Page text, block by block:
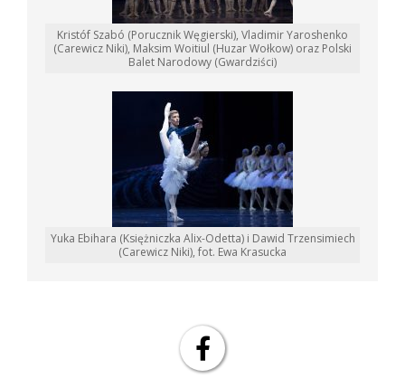
Kristóf Szabó (Porucznik Węgierski), Vladimir Yaroshenko
(Carewicz Niki), Maksim Woitiul (Huzar Wołkow) oraz Polski
Balet Narodowy (Gwardziści)
Yuka Ebihara (Księżniczka Alix-Odetta) i Dawid Trzensimiech
(Carewicz Niki), fot. Ewa Krasucka